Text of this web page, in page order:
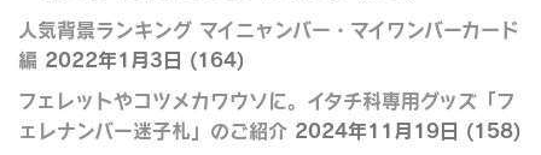
人気背景ランキング マイニャンバー・マイワンバーカード
編 2022年1月3日 (164)
フェレットやコツメカワウソに。イタチ科専用グッズ「フ
ェレナンバー迷子札」のご紹介 2024年11月19日 (158)